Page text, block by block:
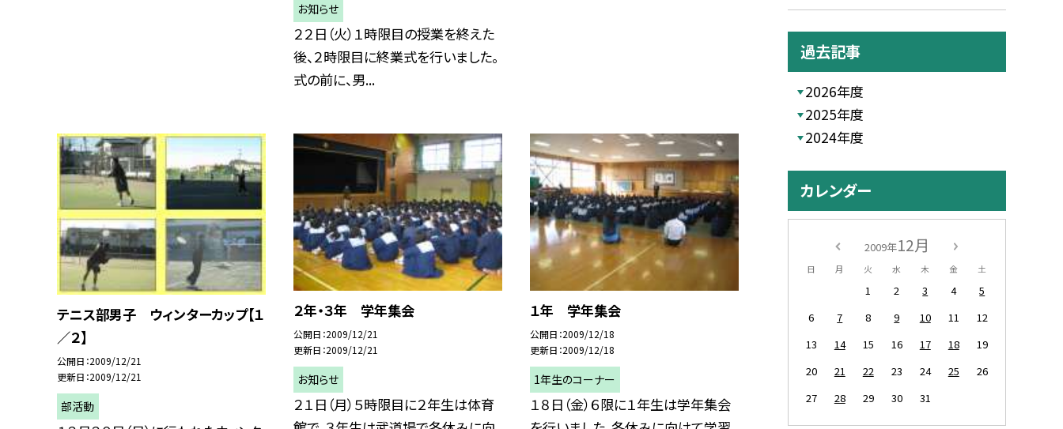
お知らせ
２２日（火）１時限目の授業を終えた
後、２時限目に終業式を行いました。
式の前に、男...
テニス部男子 ウィンターカップ【１
／２】
公開日 2009/12/21
更新日 2009/12/21
部活動
２年・３年 学年集会
公開日 2009/12/21
更新日 2009/12/21
お知らせ
２１日（月）５時限目に２年生は体育
１年 学年集会
公開日 2009/12/18
更新日 2009/12/18
1年生のコーナー
１８日（金）６限に１年生は学年集会
過去記事
2026年度
2025年度
2024年度
カレンダー
2009年12月
日 月 火 水 木 金 土
1 2 3 4
5
6
7 8 9 10 11
12
13
14 15 16 17 18
19
20
21 22 23 24 25
26
27
28 29 30 31